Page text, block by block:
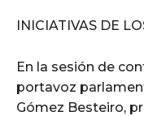
INICIATIVAS DE
En la sesión de
portavoz
Gómez Besteiro,